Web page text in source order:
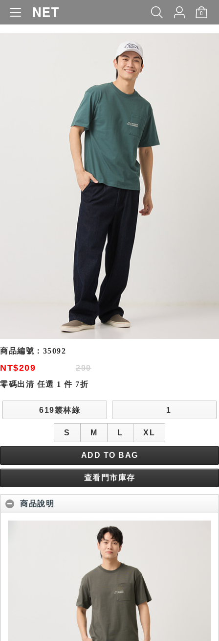
0
WOMEN MEN KIDS BABY
商品編號： 35092
NT$209
299
零碼出清 任選 1 件 7折
619叢林綠 1
S M L XL
ADD TO BAG
查看門市庫存
商品說明